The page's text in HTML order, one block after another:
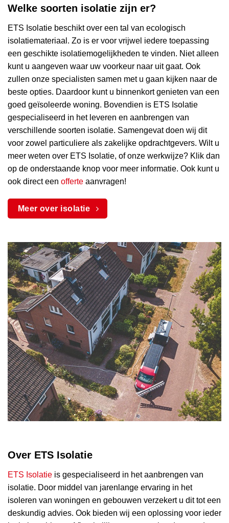
Welke soorten isolatie zijn er?
ETS Isolatie beschikt over een tal van ecologisch
isolatiemateriaal. Zo is er voor vrijwel iedere toepassing
een geschikte isolatiemogelijkheden te vinden. Niet alleen
kunt u aangeven waar uw voorkeur naar uit gaat. Ook
zullen onze specialisten samen met u gaan kijken naar de
beste opties. Daardoor kunt u binnenkort genieten van een
goed geïsoleerde woning. Bovendien is ETS Isolatie
gespecialiseerd in het leveren en aanbrengen van
verschillende soorten isolatie. Samengevat doen wij dit
voor zowel particuliere als zakelijke opdrachtgevers. Wilt u
meer weten over ETS Isolatie, of onze werkwijze? Klik dan
op de onderstaande knop voor meer informatie. Ook kunt u
ook direct een offerte aanvragen!
Meer over isolatie
Over ETS Isolatie
ETS Isolatie is gespecialiseerd in het aanbrengen van
isolatie. Door middel van jarenlange ervaring in het
isoleren van woningen en gebouwen verzekert u dit tot een
deskundig advies. Ook bieden wij een oplossing voor ieder